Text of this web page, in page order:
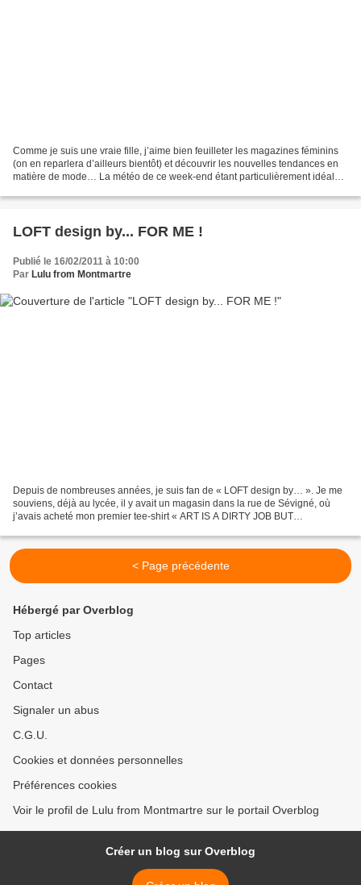
Comme je suis une vraie fille, j’aime bien feuilleter les magazines féminins
(on en reparlera d’ailleurs bientôt) et découvrir les nouvelles tendances en
matière de mode… La météo de ce week-end étant particulièrement idéale
LOFT design by... FOR ME !
Publié le 16/02/2011 à 10:00
Par Lulu from Montmartre
Depuis de nombreuses années, je suis fan de « LOFT design by… ». Je me
souviens, déjà au lycée, il y avait un magasin dans la rue de Sévigné, où
j’avais acheté mon premier tee-shirt « ART IS A DIRTY JOB BUT
< Page précédente
Hébergé par Overblog
Top articles
Pages
Contact
Signaler un abus
C.G.U.
Cookies et données personnelles
Préférences cookies
Voir le profil de Lulu from Montmartre sur le portail Overblog
Créer un blog sur Overblog